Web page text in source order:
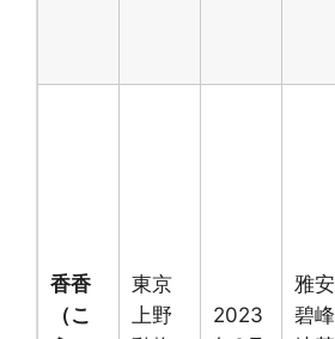
香香
（こ
東京
上野
2023
雅安
碧峰